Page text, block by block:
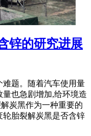
锌的研究进展
难题。随着汽车使用量
也急剧增加,给环境造
炭黑作为一种重要的
胎裂解炭黑是否含锌